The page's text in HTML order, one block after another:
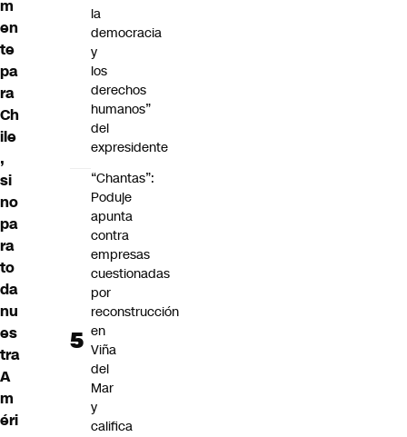
m
en
te
pa
ra
Ch
ile
,
si
no
pa
ra
to
da
nu
es
tra
A
m
éri
la
democracia
y
los
derechos
humanos”
del
expresidente
“Chantas”:
Poduje
apunta
contra
empresas
cuestionadas
por
reconstrucción
en
Viña
del
Mar
y
califica